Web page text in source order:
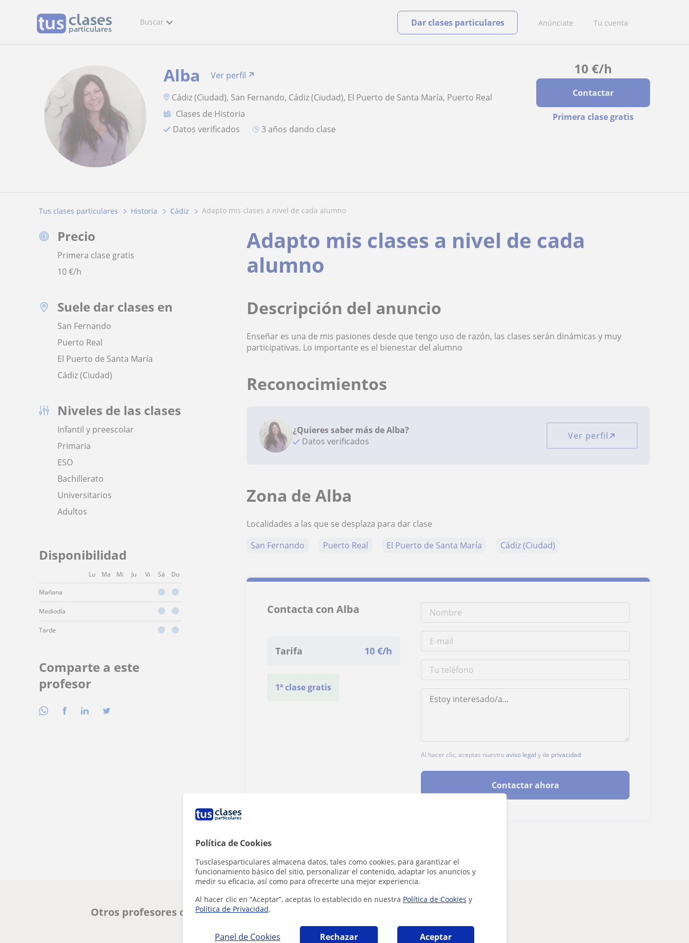
Política de Cookies
Tusclasesparticulares almacena datos, tales como cookies, para garantizar el
funcionamiento básico del sitio, personalizar el contenido, adaptar los anuncios y
medir su eficacia, así como para ofrecerte una mejor experiencia.
Al hacer clic en “Aceptar”, aceptas lo establecido en nuestra Política de Cookies y
Política de Privacidad.
Panel de Cookies Rechazar Aceptar
Buscar Anúnciate Tu cuenta
Dar clases particulares
10 €/h
Contactar
Primera clase gratis
Alba
Ver perfil
Cádiz (Ciudad), San Fernando, Cádiz (Ciudad), El Puerto de Santa María, Puerto Real
Clases de Historia
Datos verificados
3 años dando clase
Tus clases particulares Historia Cádiz adapto mis clases a nivel de cada alumno
Precio
Primera clase gratis
10€/h
Suele dar clases en
San Fernando
Puerto Real
El Puerto de Santa María
Cádiz (Ciudad)
Niveles de las clases
Infantil y preescolar
Primaria
ESO
Bachillerato
Universitarios
Adultos
Disponibilidad
Lu Ma Mi Ju Vi Sá Do
Mañana
Mediodía
Tarde
Comparte a este
profesor
Adapto mis clases a nivel de cada
alumno
Descripción del anuncio
Enseñar es una de mis pasiones desde que tengo uso de razón, las clases serán dinámicas y muy
participativas. Lo importante es el bienestar del alumno
Reconocimientos
¿Quieres saber más de Alba?
Datos verificados
Ver perfil
Zona de Alba
Localidades a las que se desplaza para dar clase
San Fernando
Puerto Real El Puerto de Santa María Cádiz (Ciudad)
Contacta con Alba
Tarifa 10 €/h
1ª clase gratis
Al hacer clic, aceptas nuestroaviso legal y de privacidad
Contactar ahora
¿Hay algún error en este perfil?
Otros profesores de Historia en Cádiz que pueden interesarte